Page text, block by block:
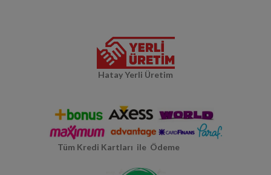
Hatay Yerli Üretim
Tüm Kredi Kartları ile Ödeme